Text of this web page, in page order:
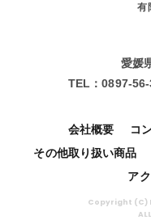
有
愛媛
TEL：0897-
会社概要 コ
その他取り扱い商品
ア
Copyright (C)